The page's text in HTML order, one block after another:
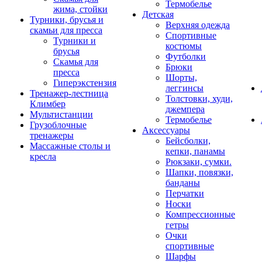
жима, стойки
Турники, брусья и
скамьи для пресса
Турники и
брусья
Скамья для
пресса
Гиперэкстензия
Тренажер-лестница
Климбер
Мультистанции
Грузоблочные
тренажеры
Массажные столы и
кресла
Термобелье
Детская
Верхняя одежда
Спортивные
костюмы
Футболки
Брюки
Шорты,
леггинсы
Толстовки, худи,
джемпера
Термобелье
Аксессуары
Бейсболки,
кепки, панамы
Рюкзаки, сумки.
Шапки, повязки,
банданы
Перчатки
Носки
Компрессионные
гетры
Очки
спортивные
Шарфы